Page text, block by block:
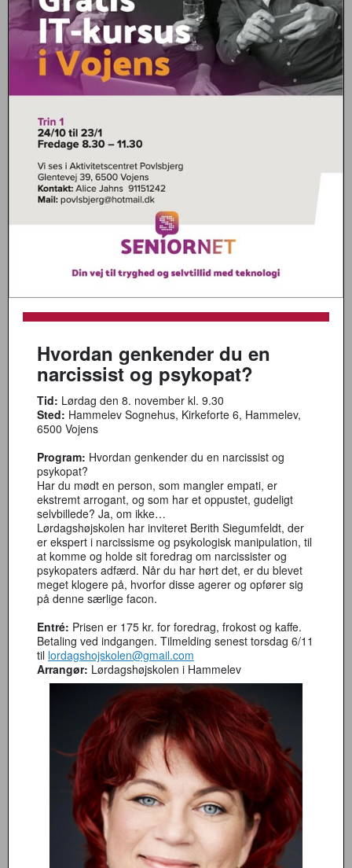
Hvordan genkender du en
narcissist og psykopat?
Tid: Lørdag den 8. november kl. 9.30
Sted: Hammelev Sognehus, Kirkeforte 6, Hammelev,
6500 Vojens
Program: Hvordan genkender du en narcissist og
psykopat?
Har du mødt en person, som mangler empati, er
ekstremt arrogant, og som har et oppustet, gudeligt
selvbillede? Ja, om ikke…
Lørdagshøjskolen har inviteret Berith Siegumfeldt, der
er ekspert i narcissisme og psykologisk manipulation, til
at komme og holde sit foredrag om narcissister og
psykopaters adfærd. Når du har hørt det, er du blevet
meget klogere på, hvorfor disse agerer og opfører sig
på denne særlige facon.
Entré: Prisen er 175 kr. for foredrag, frokost og kaffe.
Betaling ved indgangen. Tilmelding senest torsdag 6/11
til lordagshojskolen@gmail.com
Arrangør: Lørdagshøjskolen i Hammelev